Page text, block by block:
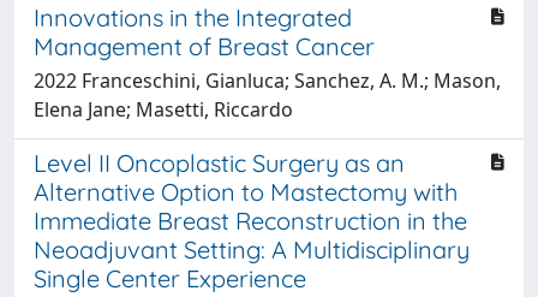
Innovations in the Integrated
Management of Breast Cancer
2022 Franceschini, Gianluca; Sanchez, A. M.; Mason,
Elena Jane; Masetti, Riccardo
Level II Oncoplastic Surgery as an
Alternative Option to Mastectomy with
Immediate Breast Reconstruction in the
Neoadjuvant Setting: A Multidisciplinary
Single Center Experience